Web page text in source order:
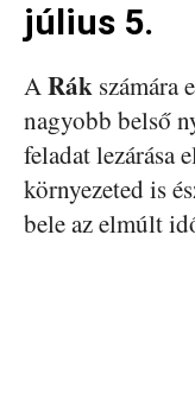
július 5.
ARák számára
nagyobb belső
feladat lezárása
környezeted is
bele az elmúlt